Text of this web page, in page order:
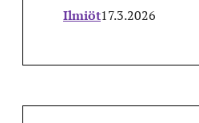
Ilmiöt17.3.2026